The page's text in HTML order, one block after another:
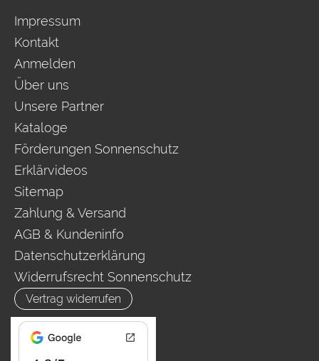
Impressum
Kontakt
Anmelden
Über uns
Unsere Partner
Kataloge
Förderungen Sonnenschutz
Erklärvideos
Sitemap
Zahlung & Versand
AGB & Kundeninfo
Datenschutzerklärung
Widerrufsrecht Sonnenschutz
Vertrag widerrufen